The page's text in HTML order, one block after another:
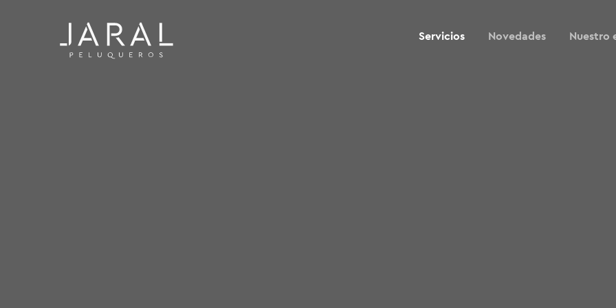
Servicios Novedades Nuestro